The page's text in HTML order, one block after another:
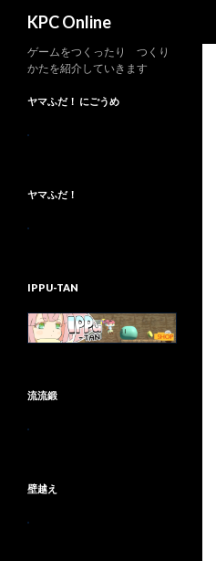
KPC Online
ゲームをつくったり つくり
かたを紹介していきます
ヤマふだ！ にごうめ
ヤマふだ！
IPPU-TAN
流流鍛
壁越え